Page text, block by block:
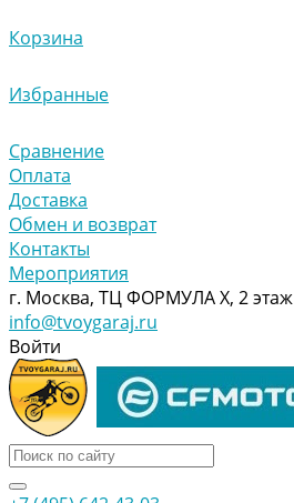
Корзина
Избранные
Сравнение
Оплата
Доставка
Обмен и возврат
Контакты
Мероприятия
г. Москва, ТЦ ФОРМУЛА Х, 2 этаж
info@tvoygaraj.ru
Войти